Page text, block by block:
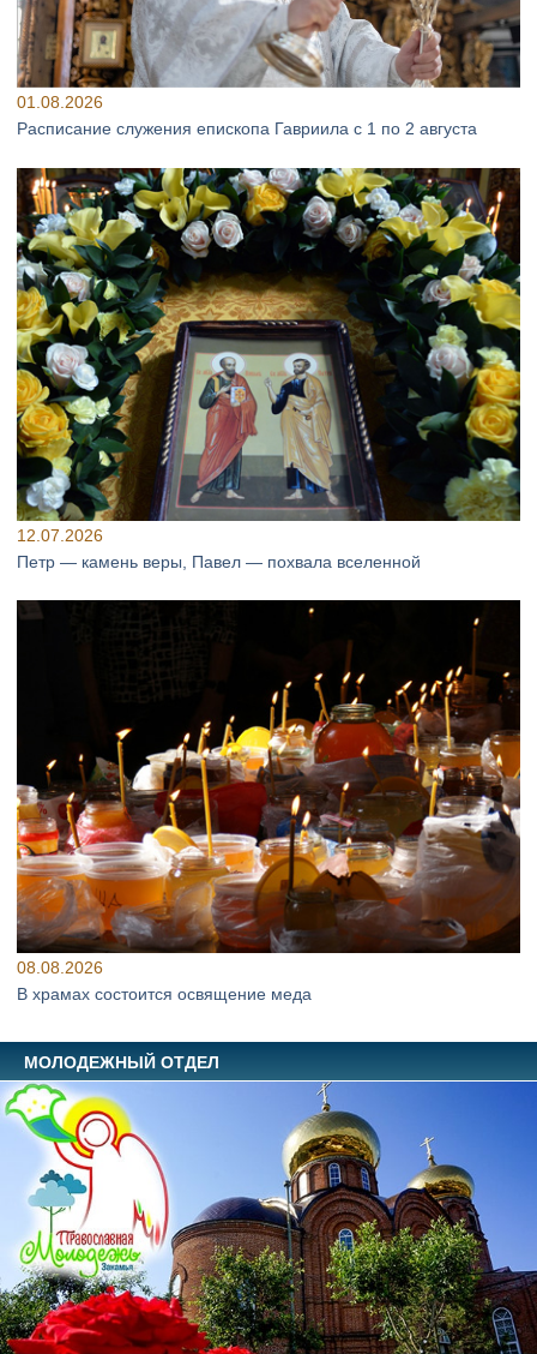
01.08.2026
Расписание служения епископа Гавриила с 1 по 2 августа
12.07.2026
Петр — камень веры, Павел — похвала вселенной
08.08.2026
В храмах состоится освящение меда
МОЛОДЕЖНЫЙ ОТДЕЛ